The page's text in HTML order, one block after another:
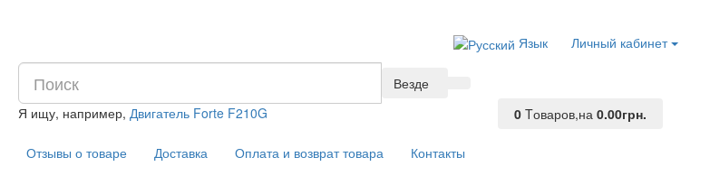
Личный кабинет
Язык
Везде
Я ищу, например,Двигатель Forte F210G 0 Tоваров,на0.00грн.
Отзывы о товаре Доставка Оплата и возврат товара Контакты